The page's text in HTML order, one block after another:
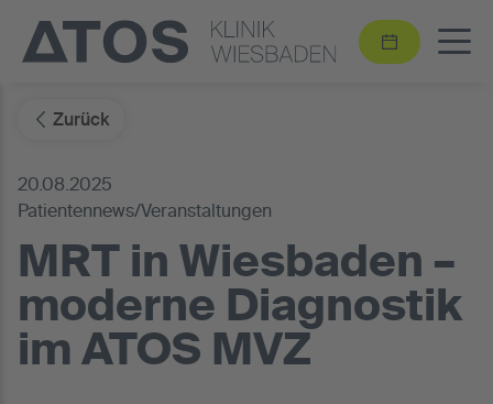
Zurück
20.08.2025
Patientennews/Veranstaltungen
MRT in Wiesbaden –
moderne Diagnostik
im ATOS MVZ